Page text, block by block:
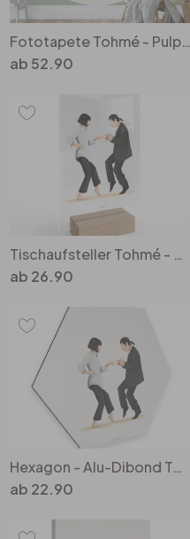
Fototapete Tohmé - Pulp Fiction - Rund - Selbstklebend/Vlies
ab 52.90
Tischaufsteller Tohmé - Pulp Fiction
ab 26.90
Hexagon - Alu-Dibond Tohmé - Pulp Fiction
ab 22.90